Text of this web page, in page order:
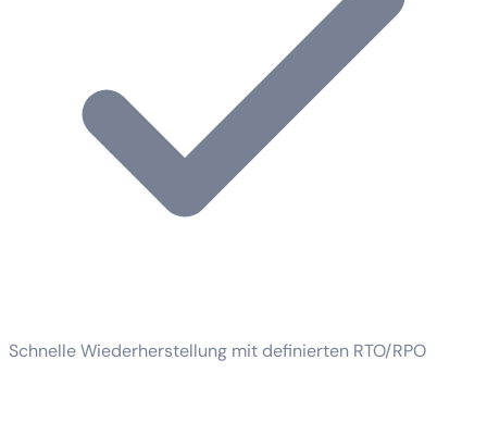
Schnelle Wiederherstellung mit definierten RTO/RPO